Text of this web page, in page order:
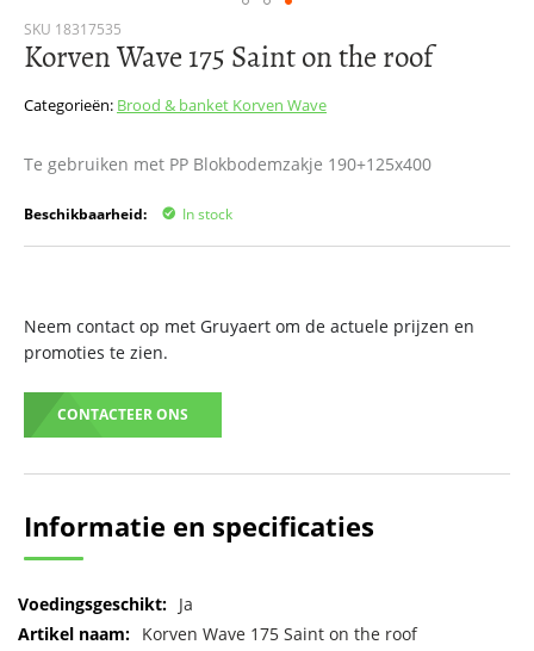
SKU 18317535
Korven Wave 175 Saint on the roof
Categorieën: Brood & banket Korven Wave
Te gebruiken met PP Blokbodemzakje 190+125x400
Beschikbaarheid: In stock
Neem contact op met Gruyaert om de actuele prijzen en
promoties te zien.
CONTACTEER ONS
Ga
naar
begin
afbeeldingen-
Informatie en specificaties
Meer
informatie
Ja
Korven Wave 175 Saint on the roof